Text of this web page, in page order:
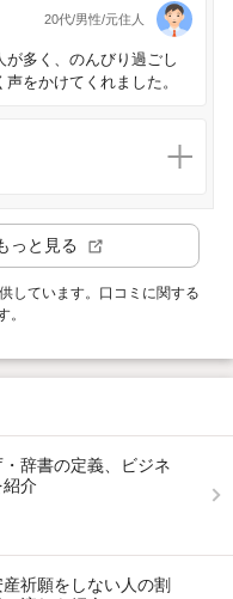
20代/男性/元住人
多く、のんびり過ごし
をかけてくれました。
っと見る
供しています。口コミに関する
。
辞書の定義、ビジネ
介
祈願をしない人の割